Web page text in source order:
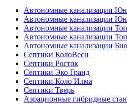
Автономные канализации
Автономные канализации
Автономные канализации
Автономные канализации
Автономные канализации
Септики КолоВеси
Септики Росток
Септики Эко Гранд
Септики Коло Илма
Септики Тверь
Аэрационные гибридные